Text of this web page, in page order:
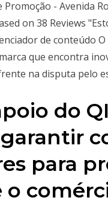
- Avenida
on 38 Reviews
de conteúdo
que encontra
na disputa pelo
do
para
o